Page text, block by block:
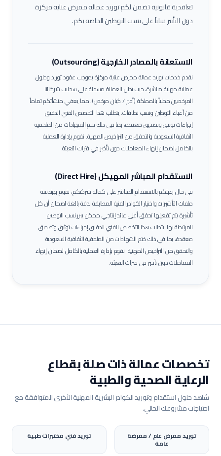
تعاقدية قانونية تضمن لكم توريد عمالةممرض عناية مركزة
دون التأثير سلباً على نسب التوطين الخاصة بكم.
الاستعانة بالمصادر الخارجية (Outsourcing)
نقدم خدمات توريد عمالةممرض عناية مركزةبموجب عقود توريد وحلول
عمالية مهنية مباشرة، حيث تظل العمالة مسجلة على سجلات شركائنا
المرخصين محلياً بالمملكة (أجير / كيان مرخص)، مما يعفي منشأتكم تماماً
من أعباء التوطين ونسب نطاقات.يتطلب هذا التخصص الفني الدقيق
إجراءات توثيق وتصديق معقدة، بما في ذلك ختم الشهادات من الملحقية
الثقافية السعودية والتحقق من التراخيص المهنية. نقوم بإدارة العملية
بالكامل لضمان إنهاء المعاملات دون تأخير في فترات التعبئة.
الاستقدام المباشر المهيكل (Direct Hire)
في حال رغبتكم بالاستقدام المباشر على كفالة شركتكم، نقوم بهندسة
ملفات التأشيرات واختيار الكوادر الفنية المطابقة بدقة بالغة لضمان أن كل
تأشيرة يتم تفعيلها تحقق أعلى عائد إنتاجي ممكن يبرر نسب التوطين
المرتبطة بها.يتطلب هذا التخصص الفني الدقيق إجراءات توثيق وتصديق
معقدة، بما في ذلك ختم الشهادات من الملحقية الثقافية السعودية
والتحقق من التراخيص المهنية. نقوم بإدارة العملية بالكامل لضمان إنهاء
المعاملات دون تأخير في فترات التعبئة.
تخصصات عمالة ذات صلة بقطاع
الرعاية الصحية والطبية
شاهد حلول استقدام وتوريد الكوادر البشرية المهنية الأخرى المتوافقة مع
احتياجات مشروعك الحالي.
توريدممرض عام / ممرضة
عامة
توريدفني مختبرات طبية